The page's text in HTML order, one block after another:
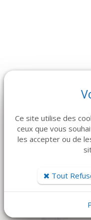
Dans la même famille
produits
Ce site utilise des
ceux que vous
les accepter ou de
Tout